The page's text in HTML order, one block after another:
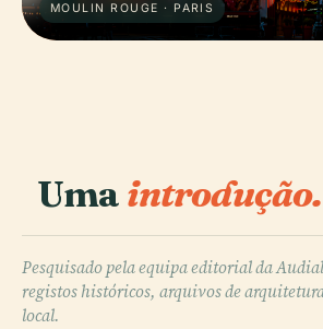
MOULIN ROUGE · PARIS
Umaintrodução.
Pesquisado pela equipa editorial da
registos históricos, arquivos de
local.